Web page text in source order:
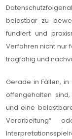
belastbar zu
fundiert und
Verfahren nicht nur
tragfähig und
Gerade in Fällen,
offengehalten
und eine
Verarbeitung“